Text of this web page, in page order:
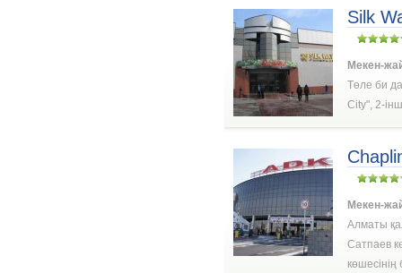
Silk
Мекен-
Төле би
City", 2-
Мекен-
Алматы
Сатпаев